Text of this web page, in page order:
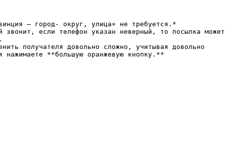
– город- округ, улица» не требуется.*
звонит, если телефон указан неверный, то посылка может
получателя довольно сложно, учитывая довольно
нажимаете **большую оранжевую кнопку.**